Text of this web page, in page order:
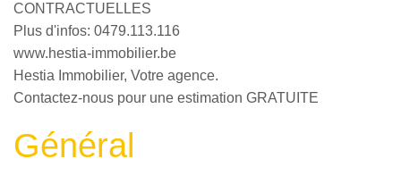
CONTRACTUELLES
Plus d'infos: 0479.113.116
www.hestia-immobilier.be
Hestia Immobilier, Votre agence.
Contactez-nous pour une estimation GRATUITE
Général